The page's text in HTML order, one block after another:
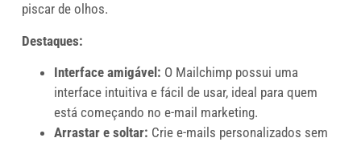
piscar de olhos.
Destaques:
Interface amigável: O Mailchimp possui uma
interface intuitiva e fácil de usar, ideal para quem
está começando no e-mail marketing.
Arrastar e soltar: Crie e-mails personalizados sem